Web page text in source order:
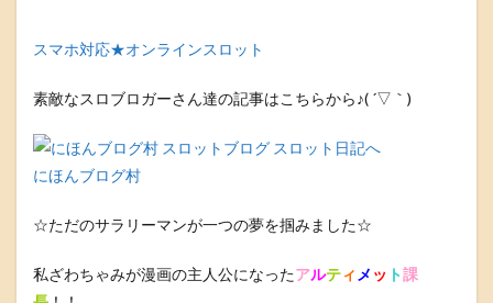
スマホ対応★オンラインスロット
素敵なスロブロガーさん達の記事はこちらから♪( ´▽｀)
にほんブログ村
☆ただのサラリーマンが一つの夢を掴みました☆
私ざわちゃみが漫画の主人公になったアルティ メ ッ ト課